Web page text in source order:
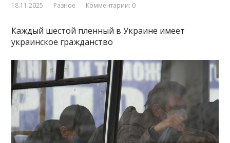
18.11.2025 Разное Комментарии: 0
Каждый шестой пленный в Украине имеет
украинское гражданство